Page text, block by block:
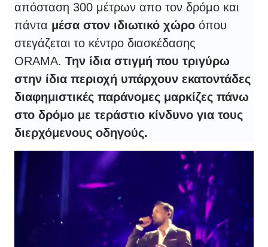
απόσταση 300 μέτρων απο τον δρόμο και
πάντα μέσα στον ιδιωτικό χώρο όπου
στεγάζεται το κέντρο διασκέδασης
ORAMA. Την ίδια στιγμή που τριγύρω
στην ίδια περιοχή υπάρχουν εκατοντάδες
διαφημιστικές παράνομες μαρκίζες πάνω
στο δρόμο με τεράστιο κίνδυνο για τους
διερχόμενους οδηγούς.